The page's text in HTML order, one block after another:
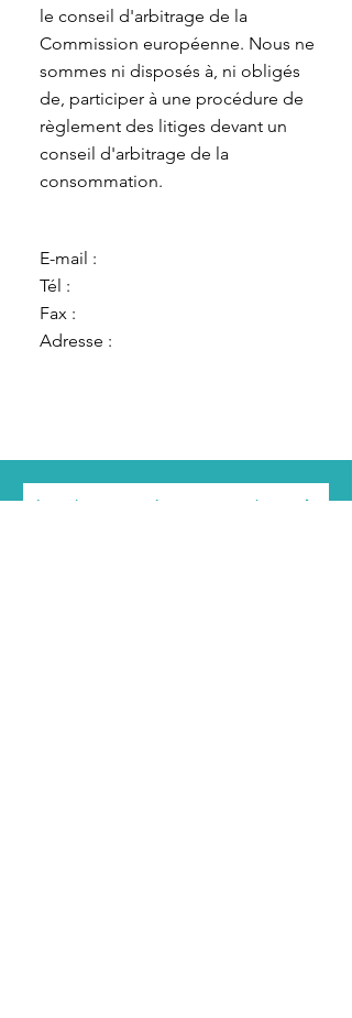
le conseil d'arbitrage de la
Commission européenne. Nous ne
sommes ni disposés à, ni obligés
de, participer à une procédure de
règlement des litiges devant un
conseil d'arbitrage de la
consommation.
E-mail :
Tél :
Fax :
Adresse :
Inscrivez-vous à notre newsletter